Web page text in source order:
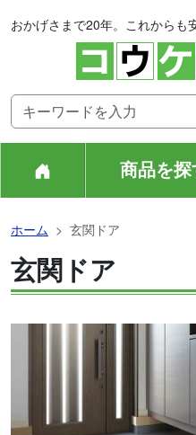
おかげさまで20年。これからも
商品を探
ホーム 玄関ドア
玄関ドア